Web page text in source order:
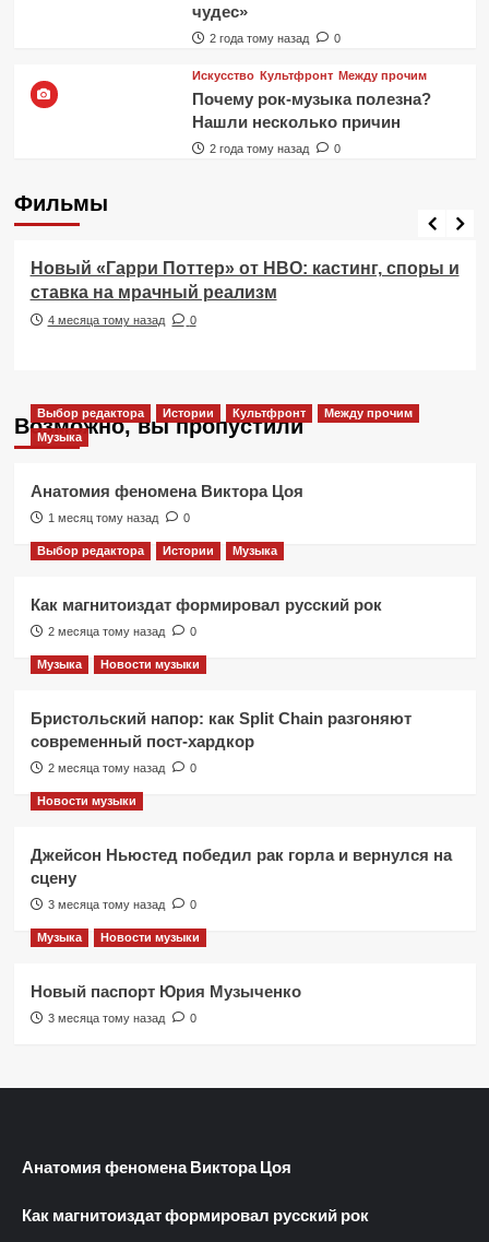
чудес»
2 года тому назад 0
Искусство Культфронт Между прочим
Почему рок-музыка полезна?
Нашли несколько причин
2 года тому назад 0
Фильмы
Фильмы
Новый «Гарри Поттер» от HBO: кастинг, споры и
ставка на мрачный реализм
4 месяца тому назад 0
Возможно, вы пропустили
Выбор редактора Истории Культфронт
Между прочим
Музыка
Анатомия феномена Виктора Цоя
1 месяц тому назад 0
Выбор редактора Истории Музыка
Как магнитоиздат формировал русский рок
2 месяца тому назад 0
Музыка Новости музыки
Бристольский напор: как Split Chain разгоняют
современный пост-хардкор
2 месяца тому назад 0
Новости музыки
Джейсон Ньюстед победил рак горла и вернулся на
сцену
3 месяца тому назад 0
Музыка Новости музыки
Новый паспорт Юрия Музыченко
3 месяца тому назад 0
Анатомия феномена Виктора Цоя
Как магнитоиздат формировал русский рок